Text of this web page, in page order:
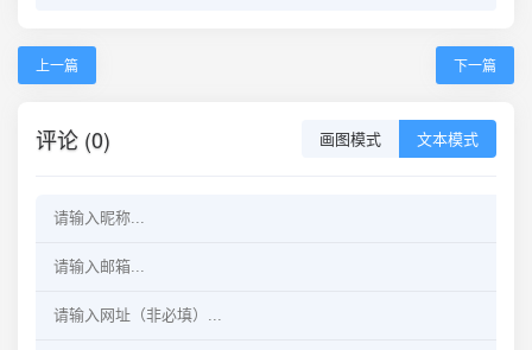
上一篇 下一篇
评论 (0) 画图模式 文本模式